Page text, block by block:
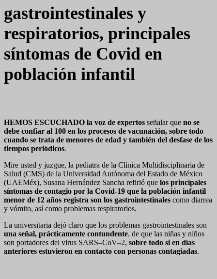
gastrointestinales y
respiratorios, principales
síntomas de Covid en
población infantil
HEMOS ESCUCHADO la voz de expertos señalar que no se
debe confiar al 100 en los procesos de vacunación, sobre todo
cuando se trata de menores de edad y también del desfase de los
tiempos periódicos.
Mire usted y juzgue, la pediatra de la Clínica Multidisciplinaria de
Salud (CMS) de la Universidad Autónoma del Estado de México
(UAEMéx), Susana Hernández Sancha refirió que los principales
síntomas de contagio por la Covid-19 que la población infantil
menor de 12 años registra son los gastrointestinales como diarrea
y vómito, así como problemas respiratorios.
La universitaria dejó claro que los problemas gastrointestinales son
una señal, prácticamente contundente, de que las niñas y niños
son portadores del virus SARS–CoV–2, sobre todo si en días
anteriores estuvieron en contacto con personas contagiadas.